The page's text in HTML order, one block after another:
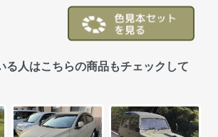
る人はこちらの商品もチェックして